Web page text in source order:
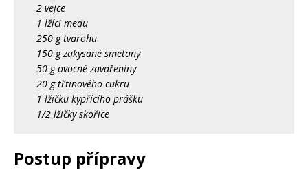
2 vejce
1 lžíci medu
250 g tvarohu
150 g zakysané smetany
50 g ovocné zavařeniny
20 g třtinového cukru
1 lžičku kypřícího prášku
1/2 lžičky skořice
Postup přípravy